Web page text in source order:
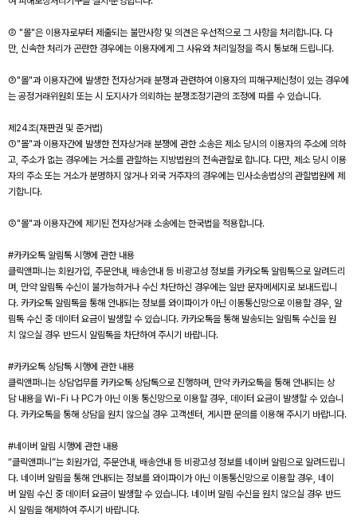
② "몰"은 이용자로부터 제출되는 불만사항 및 의견은 우선적으로 그 사항을 처리합니다. 다
만, 신속한 처리가 곤란한 경우에는 이용자에게 그 사유와 처리일정을 즉시 통보해 드립니다.
③"몰"과 이용자간에 발생한 전자상거래 분쟁과 관련하여 이용자의 피해구제신청이 있는 경우에
는 공정거래위원회 또는 시 도지사가 의뢰하는 분쟁조정기관의 조정에 따를 수 있습니다.
제24조(재판권 및 준거법)
①"몰"과 이용자간에 발생한 전자상거래 분쟁에 관한 소송은 제소 당시의 이용자의 주소에 의하
고, 주소가 없는 경우에는 거소를 관할하는 지방법원의 전속관할로 합니다. 다만, 제소 당시 이용
자의 주소 또는 거소가 분명하지 않거나 외국 거주자의 경우에는 민사소송법상의 관할법원에 제
기합니다.
②"몰"과 이용자간에 제기된 전자상거래 소송에는 한국법을 적용합니다.
#카카오톡 알림톡 시행에 관한 내용
클릭앤퍼니는 회원가입, 주문안내, 배송안내 등 비광고성 정보를 카카오톡 알림톡으로 알려드리
며, 만약 알림톡 수신이 불가능하거나 수신 차단하신 경우에는 일반 문자메세지로 보내드립니
다. 카카오톡 알림톡을 통해 안내되는 정보를 와이파이가 아닌 이동통신망으로 이용할 경우, 알
림톡 수신 중 데이터 요금이 발생할 수 있습니다. 카카오톡을 통해 발송되는 알림톡 수신을 원
치 않으실 경우 반드시 알림톡을 차단하여 주시기 바랍니다.
#카카오톡 상담톡 시행에 관한 내용
클릭앤퍼니는 상담업무를 카카오톡 상담톡으로 진행하며, 만약 카카오톡을 통해 안내되는 상
담 내용을 Wi-Fi 나 PC가 아닌 이동 통신망으로 이용할 경우, 데이터 요금이 발생할 수 있습니
다. 카카오톡을 통해 상담을 원치 않으실 경우 고객센터, 게시판 문의를 이용해 주시기 바랍니다.
#네이버 알림 시행에 관한 내용
“클릭앤퍼니”는 회원가입, 주문안내, 배송안내 등 비광고성 정보를 네이버 알림으로 알려드립니
다. 네이버 알림을 통해 안내되는 정보를 와이파이가 아닌 이동통신망으로 이용할 경우, 네이
버 알림 수신 중 데이터 요금이 발생할 수 있습니다. 네이버 알림 수신을 원치 않으실 경우 반드
시 알림을 해제하여 주시기 바랍니다.